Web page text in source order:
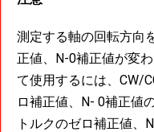
測定する軸の回転方向
正値、N-0補正値が変
て使用するには、CW/
ロ補正値、N- 0補正値
トルクのゼロ補正値、